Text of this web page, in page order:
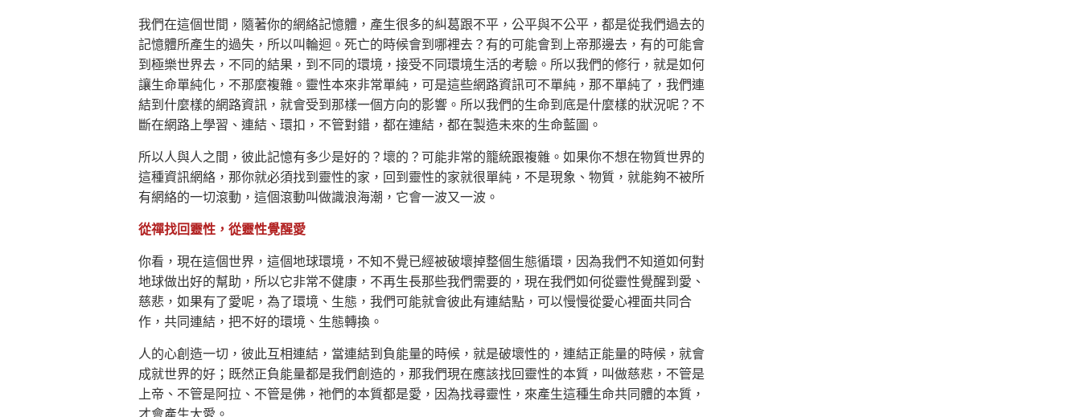
我們在這個世間，隨著你的網絡記憶體，產生很多的糾葛跟不平，公平與不公平，都是從我們過去的
記憶體所產生的過失，所以叫輪迴。死亡的時候會到哪裡去？有的可能會到上帝那邊去，有的可能會
到極樂世界去，不同的結果，到不同的環境，接受不同環境生活的考驗。所以我們的修行，就是如何
讓生命單純化，不那麼複雜。靈性本來非常單純，可是這些網路資訊可不單純，那不單純了，我們連
結到什麼樣的網路資訊，就會受到那樣一個方向的影響。所以我們的生命到底是什麼樣的狀況呢？不
斷在網路上學習、連結、環扣，不管對錯，都在連結，都在製造未來的生命藍圖。
所以人與人之間，彼此記憶有多少是好的？壞的？可能非常的籠統跟複雜。如果你不想在物質世界的
這種資訊網絡，那你就必須找到靈性的家，回到靈性的家就很單純，不是現象、物質，就能夠不被所
有網絡的一切滾動，這個滾動叫做識浪海潮，它會一波又一波。
從禪找回靈性，從靈性覺醒愛
你看，現在這個世界，這個地球環境，不知不覺已經被破壞掉整個生態循環，因為我們不知道如何對
地球做出好的幫助，所以它非常不健康，不再生長那些我們需要的，現在我們如何從靈性覺醒到愛、
慈悲，如果有了愛呢，為了環境、生態，我們可能就會彼此有連結點，可以慢慢從愛心裡面共同合
作，共同連結，把不好的環境、生態轉換。
人的心創造一切，彼此互相連結，當連結到負能量的時候，就是破壞性的，連結正能量的時候，就會
成就世界的好；既然正負能量都是我們創造的，那我們現在應該找回靈性的本質，叫做慈悲，不管是
上帝、不管是阿拉、不管是佛，祂們的本質都是愛，因為找尋靈性，來產生這種生命共同體的本質，
才會產生大愛。